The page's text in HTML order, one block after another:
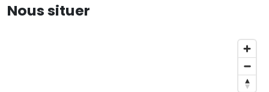
Nous situer